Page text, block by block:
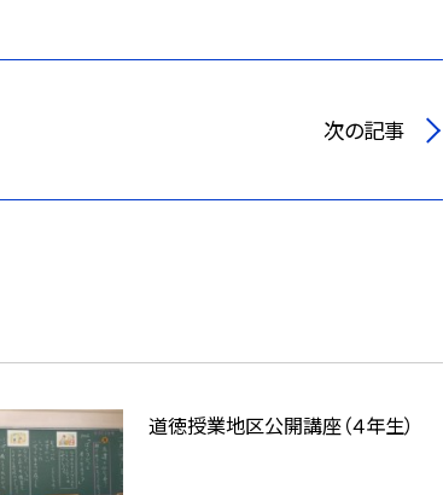
次の記事
道徳授業地区公開講座（４年生）